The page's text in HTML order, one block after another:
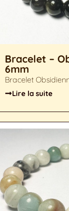
Bracelet –
6mm
Bracelet
Lire la suite